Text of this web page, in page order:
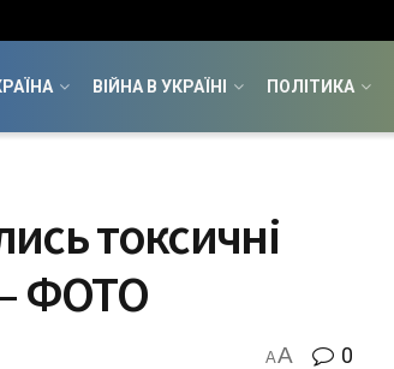
ВІЙНА В УКРАЇНІ ПОЛІТИКА
токсичні
ФОТО
AA 0